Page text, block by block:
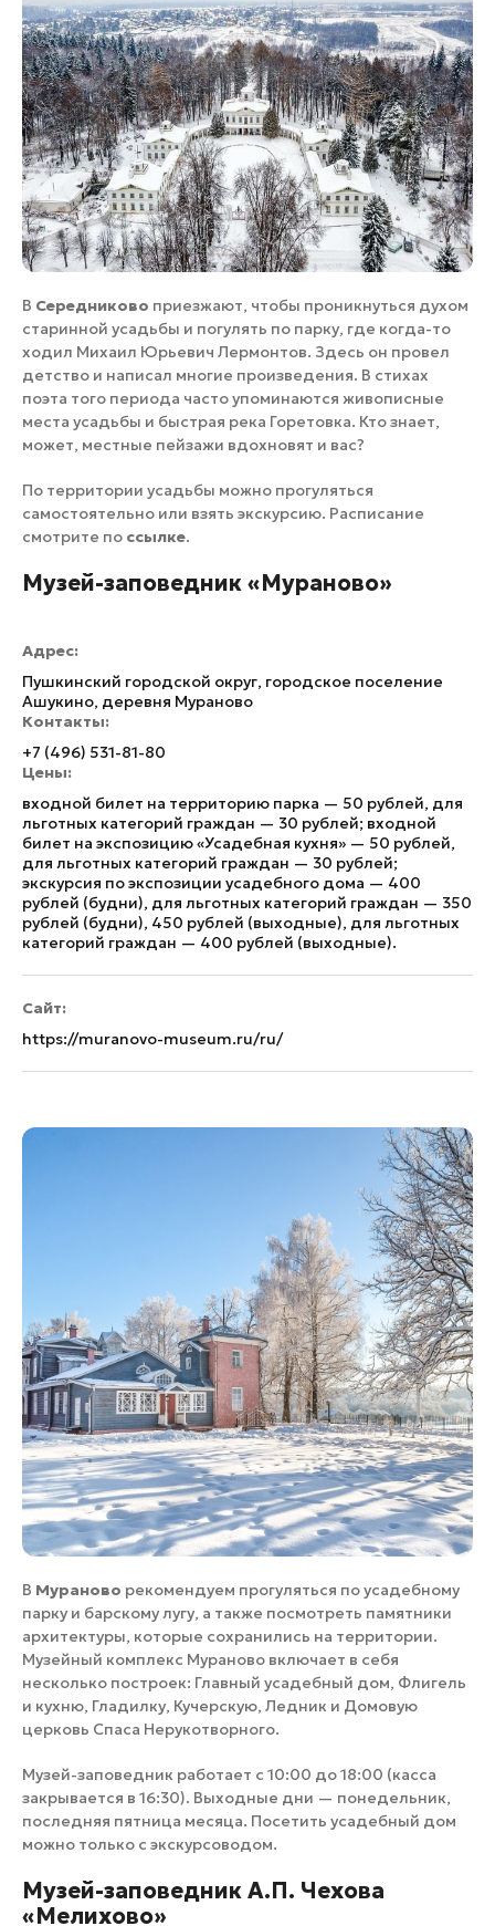
В Середниково приезжают, чтобы проникнуться духом
старинной усадьбы и погулять по парку, где когда-то
ходил Михаил Юрьевич Лермонтов. Здесь он провел
детство и написал многие произведения. В стихах
поэта того периода часто упоминаются живописные
места усадьбы и быстрая река Горетовка. Кто знает,
может, местные пейзажи вдохновят и вас?
По территории усадьбы можно прогуляться
самостоятельно или взять экскурсию. Расписание
смотрите по ссылке.
Музей-заповедник «Мураново»
Адрес:
Пушкинский городской округ, городское поселение
Ашукино, деревня Мураново
Контакты:
+7 (496) 531-81-80
Цены:
входной билет на территорию парка — 50 рублей, для
льготных категорий граждан — 30 рублей; входной
билет на экспозицию «Усадебная кухня» — 50 рублей,
для льготных категорий граждан — 30 рублей;
экскурсия по экспозиции усадебного дома — 400
рублей (будни), для льготных категорий граждан — 350
рублей (будни), 450 рублей (выходные), для льготных
категорий граждан — 400 рублей (выходные).
Сайт:
https://muranovo-museum.ru/ru/
В Мураново рекомендуем прогуляться по усадебному
парку и барскому лугу, а также посмотреть памятники
архитектуры, которые сохранились на территории.
Музейный комплекс Мураново включает в себя
несколько построек: Главный усадебный дом, Флигель
и кухню, Гладилку, Кучерскую, Ледник и Домовую
церковь Спаса Нерукотворного.
Музей-заповедник работает с 10:00 до 18:00 (касса
закрывается в 16:30). Выходные дни — понедельник,
последняя пятница месяца. Посетить усадебный дом
можно только с экскурсоводом.
Музей-заповедник А.П. Чехова
«Мелихово»